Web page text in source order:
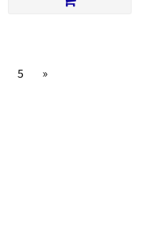
5 »